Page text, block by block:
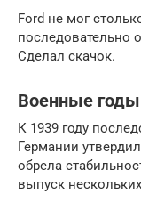
Ford не мог
последовательно
Сделал скачок.
Военные годы
К 1939 году
Германии
обрела
выпуск